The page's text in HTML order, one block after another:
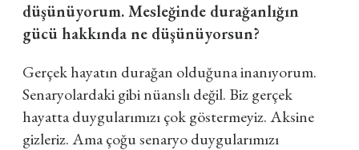
düşünüyorum. Mesleğinde durağanlığın
gücü hakkında ne düşünüyorsun?
Gerçek hayatın durağan olduğuna inanıyorum.
Senaryolardaki gibi nüanslı değil. Biz gerçek
hayatta duygularımızı çok göstermeyiz. Aksine
gizleriz. Ama çoğu senaryo duygularımızı